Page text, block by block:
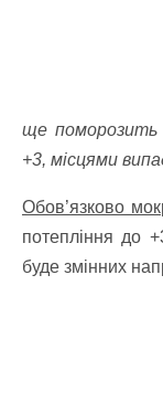
ще поморозить
+3, місцями
Обов’язково
потепління до
буде змінних